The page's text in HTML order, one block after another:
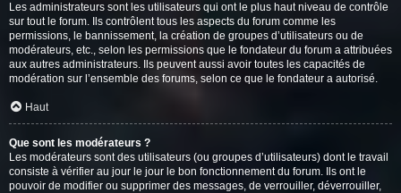
Les administrateurs sont les utilisateurs qui ont le plus haut niveau de contrôle
sur tout le forum. Ils contrôlent tous les aspects du forum comme les
permissions, le bannissement, la création de groupes d’utilisateurs ou de
modérateurs, etc., selon les permissions que le fondateur du forum a attribuées
aux autres administrateurs. Ils peuvent aussi avoir toutes les capacités de
modération sur l’ensemble des forums, selon ce que le fondateur a autorisé.
Haut
Que sont les modérateurs ?
Les modérateurs sont des utilisateurs (ou groupes d’utilisateurs) dont le travail
consiste à vérifier au jour le jour le bon fonctionnement du forum. Ils ont le
pouvoir de modifier ou supprimer des messages, de verrouiller, déverrouiller,